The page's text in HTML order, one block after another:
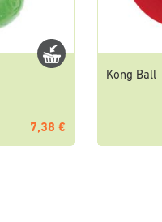
7,38 €
Kong Ball